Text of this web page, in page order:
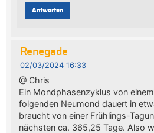
Antworten
Renegade
02/03/2024 16:33
@ Chris
Ein Mondphasenzyklus von
folgenden Neumond dauert in
braucht von einer Frühlings-
nächsten ca. 365,25 Tage. Also